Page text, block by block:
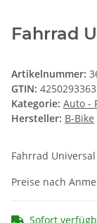
Fahrrad
Artikelnummer:
GTIN:
Kategorie: Auto -
Hersteller: B-Bike
Fahrrad
Preise nach
Sofort